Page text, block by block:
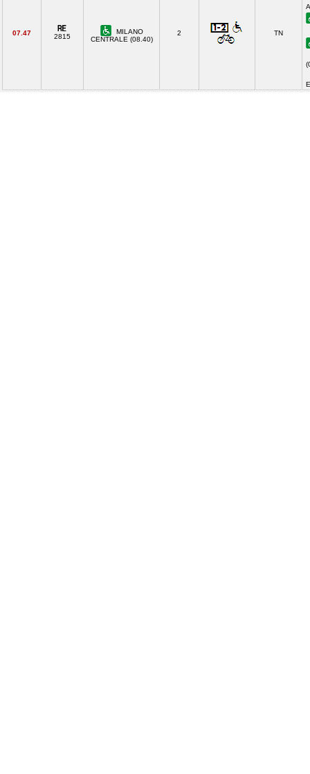
07.47 2815
MILANO
CENTRALE (08.40)
2 TN